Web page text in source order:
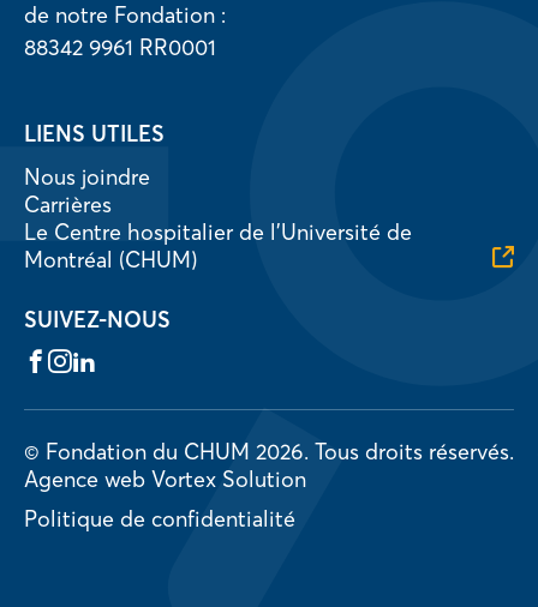
de notre Fondation :
88342 9961 RR0001
LIENS UTILES
Nous joindre
Carrières
Le Centre hospitalier de l’Université de
Montréal (CHUM)
SUIVEZ-NOUS
Facebook
Instagram
LinkedIn
© Fondation du CHUM 2026. Tous droits réservés.
Agence web Vortex Solution
Politique de confidentialité